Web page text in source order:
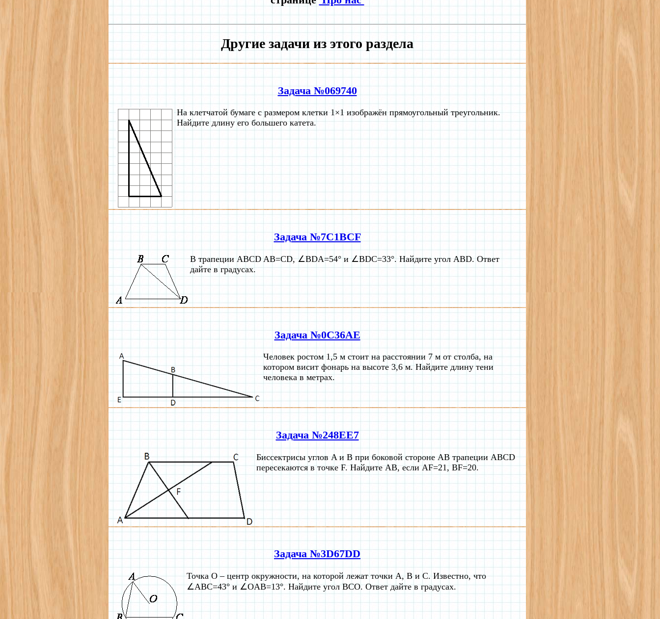
Другие задачи из этого раздела
Задача №069740
На клетчатой бумаге с размером клетки 1×1 изображён прямоугольный треугольник.
Найдите длину его большего катета.
Задача №7C1BCF
В трапеции ABCD AB=CD, ∠BDA=54° и ∠BDC=33°. Найдите угол ABD. Ответ
дайте в градусах.
Задача №0C36AE
Человек ростом 1,5 м стоит на расстоянии 7 м от столба, на
котором висит фонарь на высоте 3,6 м. Найдите длину тени
человека в метрах.
Задача №248EE7
Биссектрисы углов A и B при боковой стороне AB трапеции ABCD
пересекаются в точке F. Найдите AB, если AF=21, BF=20.
Задача №3D67DD
Точка O – центр окружности, на которой лежат точки A, B и C. Известно, что
∠ABC=43° и ∠OAB=13°. Найдите угол BCO. Ответ дайте в градусах.